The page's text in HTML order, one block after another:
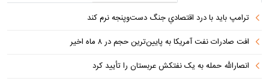
ترامپ باید با درد اقتصادیِ جنگ دست‌و‌پنجه نرم کند
افت صادرات نفت آمریکا به پایین‌ترین حجم در ۸ ماه اخیر
انصارالله حمله به یک نفتکش عربستان را تأیید کرد